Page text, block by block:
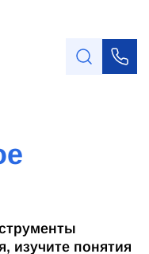
изучите понятия